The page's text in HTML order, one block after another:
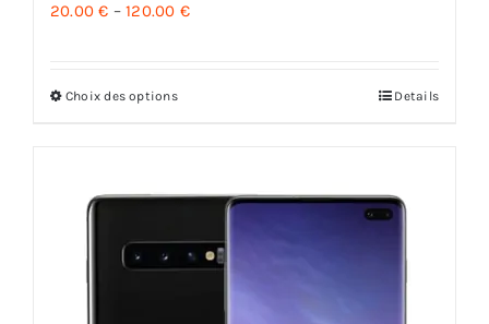
20.00€ –120.00 €
Choix des options Details